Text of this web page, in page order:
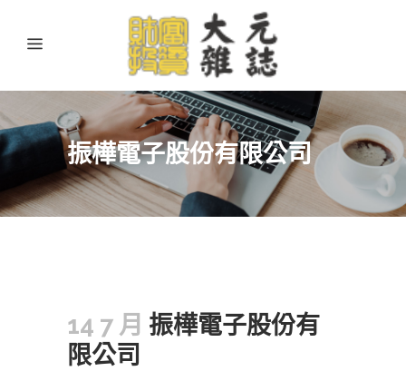
振樺電子股份有限公司
14 7 月 振樺電子股份有
限公司